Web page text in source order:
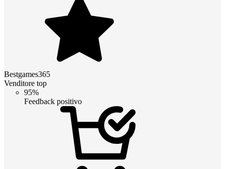
Bestgames365
Venditore top
95%
Feedback positivo